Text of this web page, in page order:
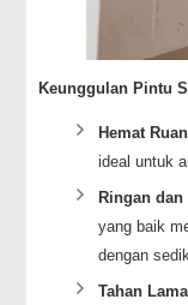
Keunggulan Pintu
Hemat
ideal untuk
Ringan
yang baik
dengan
Tahan